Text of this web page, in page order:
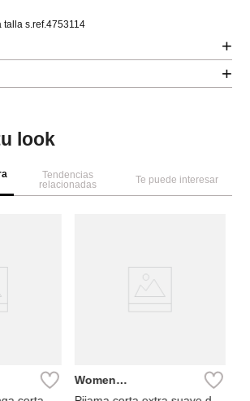
|lleva la talla s.ref.4753114
+
+
look
Tendencias
relacionadas
Te puede interesar
Women